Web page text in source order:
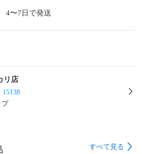
4〜7日で発送
リ店
15138
プ
すべて見る